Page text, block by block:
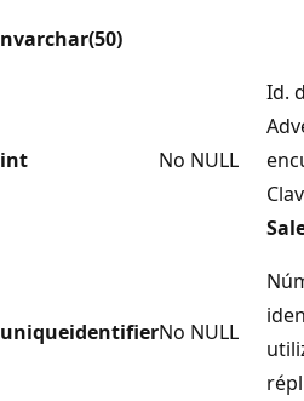
nvarchar(50)
int No NULL
Id.
uniqueidentifierNo NULL